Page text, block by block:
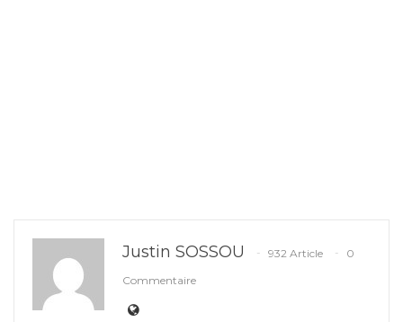
Justin SOSSOU 932 Article
0
Commentaire